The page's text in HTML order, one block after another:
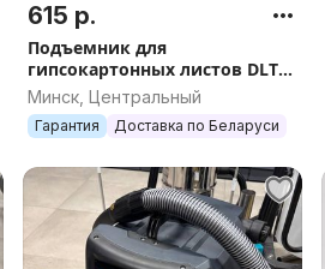
615 р.
Подъемник для
гипсокартонных листов DLT
Panel Lifter 335 (подъемник
ГКЛ) до 3.35 м, арт.0585
Минск, Центральный
Гарантия Доставка по Беларуси